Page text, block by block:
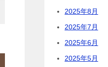
2025年8月
2025年7月
2025年6月
2025年5月